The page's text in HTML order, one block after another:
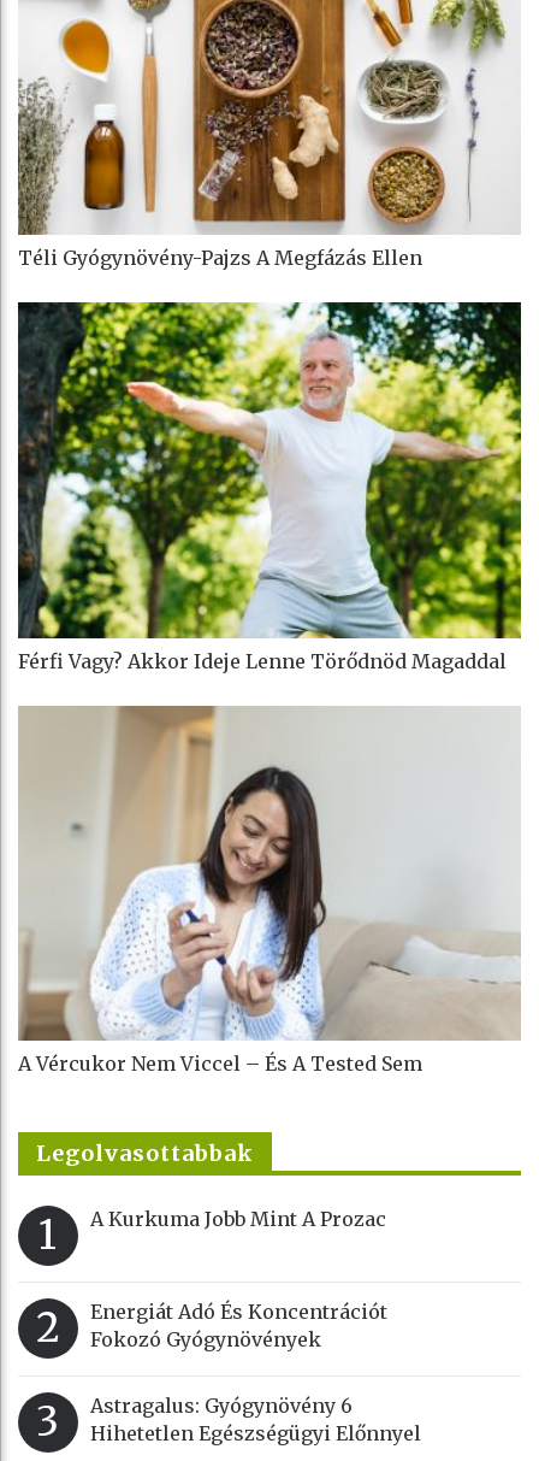
Téli Gyógynövény-Pajzs A Megfázás Ellen
Férfi Vagy? Akkor Ideje Lenne Törődnöd Magaddal
A Vércukor Nem Viccel – És A Tested Sem
Legolvasottabbak
1 A Kurkuma Jobb Mint A Prozac
2
Energiát Adó És Koncentrációt
Fokozó Gyógynövények
3
Astragalus: Gyógynövény 6
Hihetetlen Egészségügyi Előnnyel